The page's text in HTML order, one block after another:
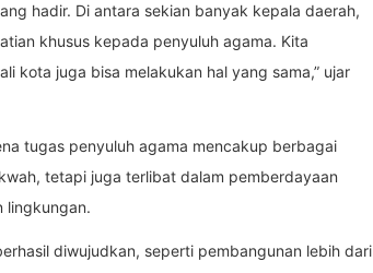
hadir. Di antara sekian banyak kepala daerah,
khusus kepada penyuluh agama. Kita
kota juga bisa melakukan hal yang sama,” ujar
tugas penyuluh agama mencakup berbagai
tetapi juga terlibat dalam pemberdayaan
lingkungan.
diwujudkan, seperti pembangunan lebih dari